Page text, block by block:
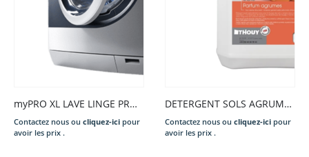
myPRO XL LAVE LINGE PROFESSIONNEL WE1100P 12KG POMPE 220-240/50/1N 2,0KW SYMB. EU INOX/BLEU FONCÉ
Contactez nous ou cliquez-ici pour
avoir les prix .
DETERGENT SOLS AGRUMES 5L
Contactez nous ou cliquez-ici pour
avoir les prix .